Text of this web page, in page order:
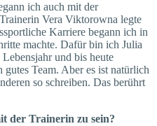
ich auch mit der
Vera Viktorowna legte
Karriere begann ich in
machte. Dafür bin ich Julia
und bis heute
Team. Aber es ist natürlich
so schreiben. Das berührt
der Trainerin zu sein?